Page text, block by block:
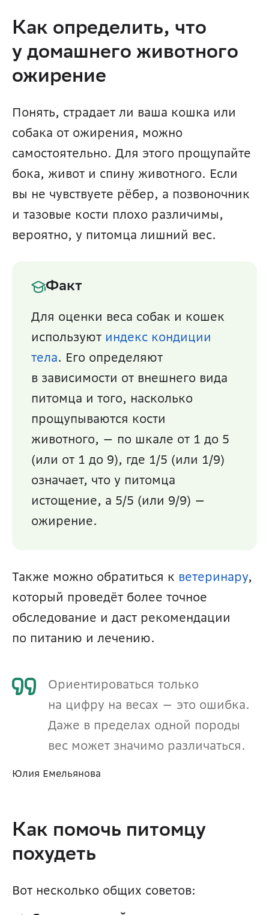
Как определить, что
у домашнего животного
ожирение
Понять, страдает ли ваша кошка или
собака от ожирения, можно
самостоятельно. Для этого прощупайте
бока, живот и спину животного. Если
вы не чувствуете рёбер, а позвоночник
и тазовые кости плохо различимы,
вероятно, у питомца лишний вес.
Факт
Для оценки веса собак и кошек
используют индекс кондиции
тела. Его определяют
в зависимости от внешнего вида
питомца и того, насколько
прощупываются кости
животного, — по шкале от 1 до 5
(или от 1 до 9), где 1/5 (или 1/9)
означает, что у питомца
истощение, а 5/5 (или 9/9) —
ожирение.
Также можно обратиться к ветеринару,
который проведёт более точное
обследование и даст рекомендации
по питанию и лечению.
Ориентироваться только
на цифру на весах — это ошибка.
Даже в пределах одной породы
вес может значимо различаться.
Юлия Емельянова
Как помочь питомцу
похудеть
Вот несколько общих советов: